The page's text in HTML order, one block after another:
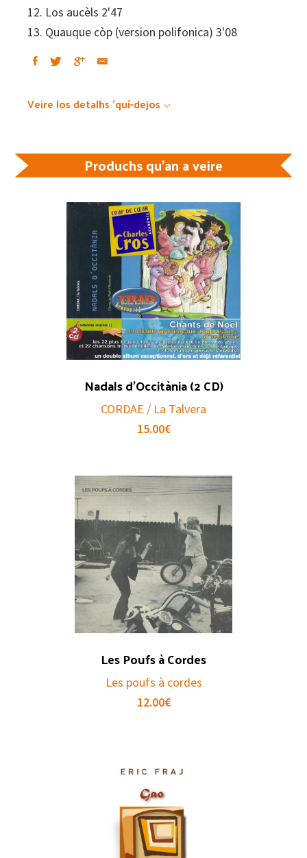
12. Los aucèls 2'47
13. Quauque còp (version polifonica) 3'08
Veire los detalhs 'quí-dejos
Produchs qu'an a veire
Nadals d’Occitània (2 CD)
CORDAE / La Talvera
15.00€
Les Poufs à Cordes
Les poufs à cordes
12.00€